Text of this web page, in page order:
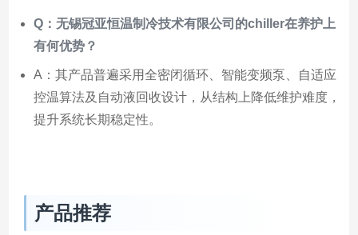
Q：无锡冠亚恒温制冷技术有限公司的chiller在养护上
有何优势？
A：其产品普遍采用全密闭循环、智能变频泵、自适应
控温算法及自动液回收设计，从结构上降低维护难度，
提升系统长期稳定性。
产品推荐